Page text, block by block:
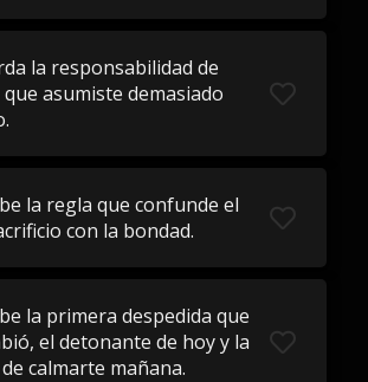
la responsabilidad de
asumiste demasiado
la regla que confunde el
con la bondad.
la primera despedida que
el detonante de hoy y la
calmarte mañana.